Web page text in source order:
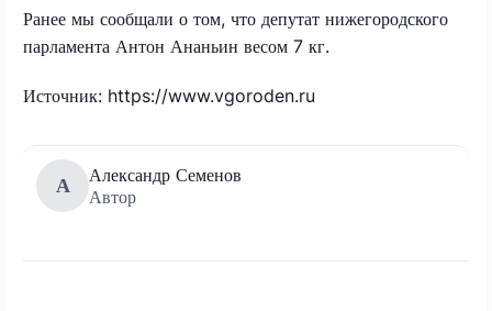
Ранее мы сообщали о том, что депутат нижегородского
парламента Антон Ананьин весом 7 кг.
Источник: https://www.vgoroden.ru
А
Александр Семенов
Автор